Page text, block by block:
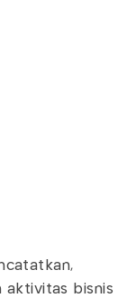
aktivitas bisnis